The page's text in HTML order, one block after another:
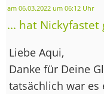
am 06.03.2022 um 06:12 Uhr
... hat Nickyfastet
Liebe Aqui,
Danke für Deine
tatsächlich war es